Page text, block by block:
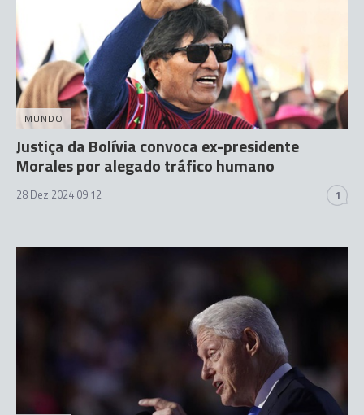
MUNDO
Justiça da Bolívia convoca ex-presidente
Morales por alegado tráfico humano
28 Dez 2024 09:12 1